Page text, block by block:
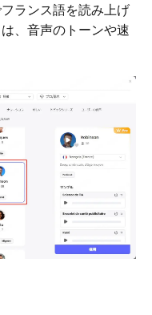
ランス語を読み上げ
、音声のトーンや速